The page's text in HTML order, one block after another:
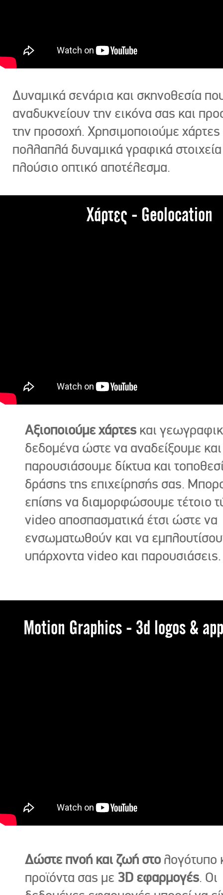
Δυναμικά σενάρια και σκηνοθεσία
αναδυκνείουν την εικόνα σας και
την προσοχή. Χρησιμοποιούμε χάρτες
πολλαπλά δυναμικά γραφικά στοιχεία
πλούσιο οπτικό αποτέλεσμα.
Χάρτες - Geolocation
Αξιοποιούμε χάρτες και
δεδομένα ώστε να αναδείξουμε
παρουσιάσουμε δίκτυα και
δράσης της επιχείρησής σας.
επίσης να διαμορφώσουμε τέτοιο
video αποσπασματικά έτσι ώστε να
ενσωματωθούν και να
υπάρχοντα video και παρουσιάσεις.
Motion Graphics - 3d logos &
Δώστε πνοή και ζωή στο λογότυπο
προϊόντα σας με 3D εφαρμογές. Οι